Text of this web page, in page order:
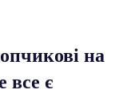
на
все є